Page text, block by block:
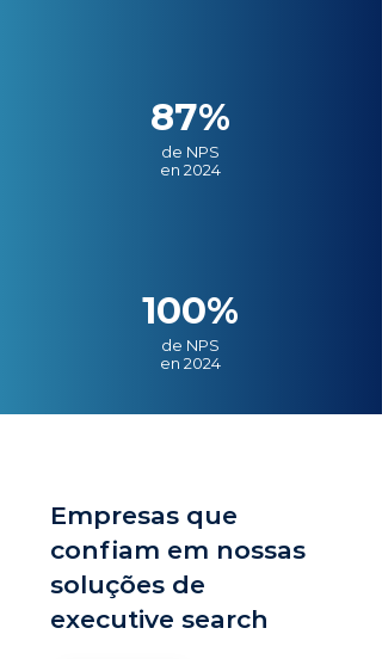
87%
de NPS
en 2024
100%
de NPS
en 2024
Empresas que
confiam em nossas
soluções de
executive search